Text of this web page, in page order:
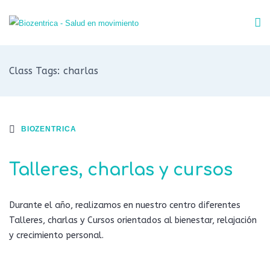
Class Tags: charlas
BIOZENTRICA
Talleres, charlas y cursos
Durante el año, realizamos en nuestro centro diferentes
Talleres, charlas y Cursos orientados al bienestar, relajación
y crecimiento personal.